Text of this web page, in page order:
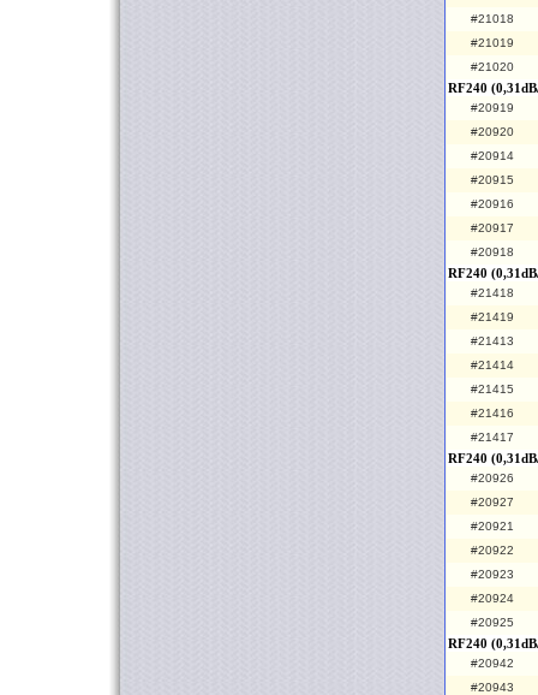
#21018
#21019
#21020
RF240
#20919
#20920
#20914
#20915
#20916
#20917
#20918
RF240
#21418
#21419
#21413
#21414
#21415
#21416
#21417
RF240
#20926
#20927
#20921
#20922
#20923
#20924
#20925
RF240
#20942
#20943